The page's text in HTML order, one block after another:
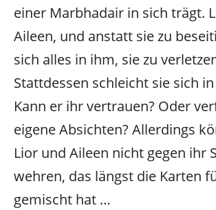
einer Marbhadair in sich trägt.
Aileen, und anstatt sie zu
sich alles in ihm, sie zu
Stattdessen schleicht sie sich
Kann er ihr vertrauen? Oder
eigene Absichten? Allerdings
Lior und Aileen nicht gegen ihr
wehren, das längst die Karten
gemischt hat …